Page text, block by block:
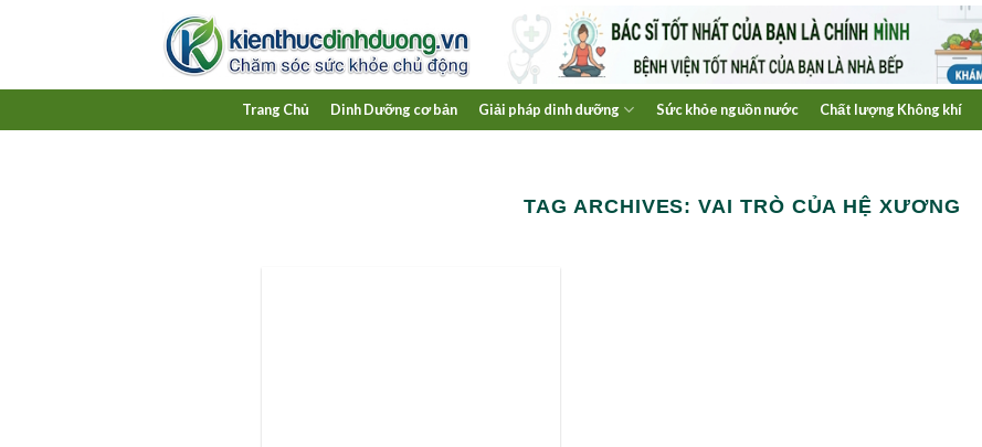
Trang Chủ Dinh Dưỡng cơ bản Giải pháp dinh dưỡng Sức khỏe nguồn nước Chất lượng Không khí
TAG ARCHIVES:VAI TRÒ CỦA HỆ XƯƠNG